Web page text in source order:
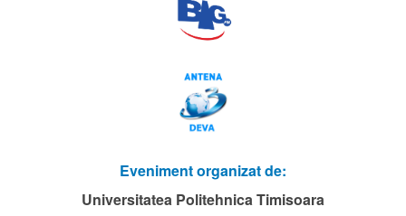
Eveniment organizat de:
Universitatea Politehnica Timisoara